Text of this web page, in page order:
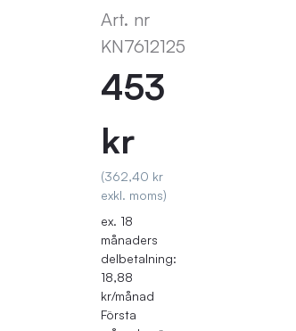
Art. nr
KN7612125
453
kr
(362,40 kr
exkl. moms)
ex. 18
månaders
delbetalning:
18,88
kr/månad
Första